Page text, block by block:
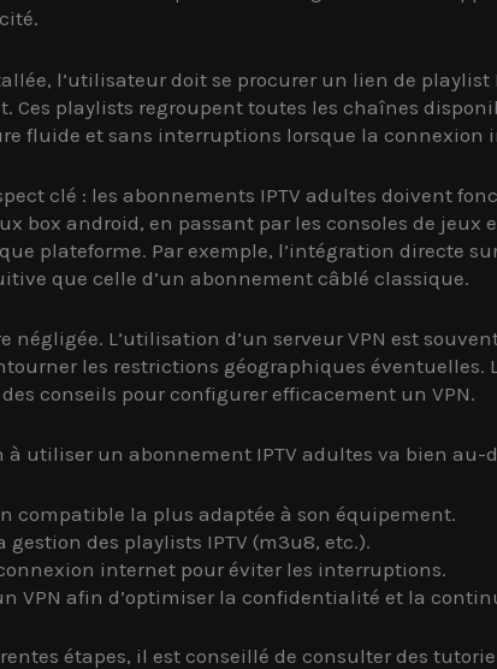
l’utilisateur doit se procurer un lien de
Ces playlists regroupent toutes les chaînes
fluide et sans interruptions lorsque la connexion
clé : les abonnements IPTV adultes doivent
box android, en passant par les consoles de
plateforme. Par exemple, l’intégration directe
que celle d’un abonnement câblé classique.
négligée. L’utilisation d’un serveur VPN est
les restrictions géographiques éventuelles.
conseils pour configurer efficacement un VPN.
à utiliser un abonnement IPTV adultes va bien
compatible la plus adaptée à son équipement.
des playlists IPTV (m3u8, etc.).
internet pour éviter les interruptions.
VPN afin d’optimiser la confidentialité et la
étapes, il est conseillé de consulter des